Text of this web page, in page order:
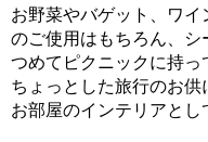
お野菜やバゲット、ワ
のご使用はもちろん、シ
つめてピクニックに持っ
ちょっとした旅行のお供
お部屋のインテリアとし